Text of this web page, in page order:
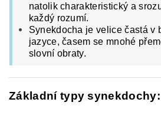
natolik charakteristický a
každý rozumí.
Synekdocha je velice častá v
jazyce, časem se mnohé
slovní obraty.
Základní typy synekdochy: